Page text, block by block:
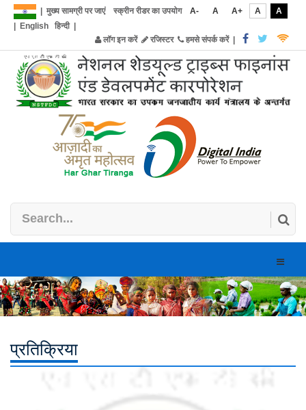
मुख्य सामग्री पर जाएं स्क्रीन रीडर का उपयोग A- A A+ A
A
English हिन्दी|
लॉग इन करें
रजिस्टर हमसे संपर्क करें|
Toggle
प्रतिक्रिया